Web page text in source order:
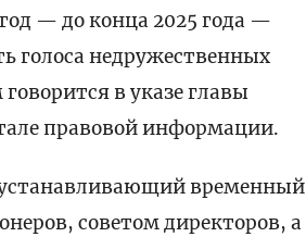
— до конца 2025 года —
голоса недружественных
в указе главы
правовой информации.
устанавливающий временный
советом директоров, а